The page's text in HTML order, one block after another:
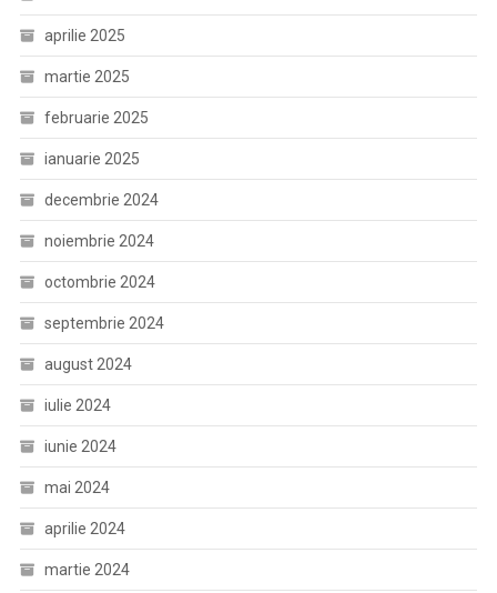
aprilie 2025
martie 2025
februarie 2025
ianuarie 2025
decembrie 2024
noiembrie 2024
octombrie 2024
septembrie 2024
august 2024
iulie 2024
iunie 2024
mai 2024
aprilie 2024
martie 2024